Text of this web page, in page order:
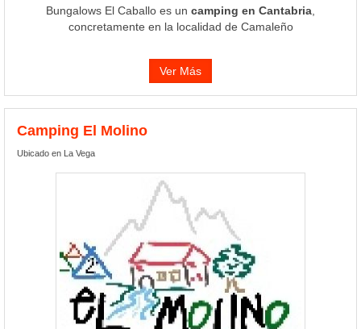
Bungalows El Caballo es un camping en Cantabria
concretamente en la localidad de Camaleño
Ver Más
Camping El Molino
Ubicado en La Vega